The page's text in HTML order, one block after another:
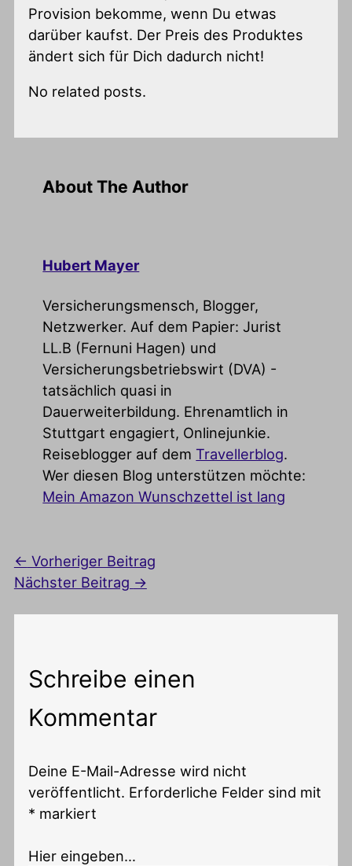
Provision bekomme, wenn Du etwas
darüber kaufst. Der Preis des Produktes
ändert sich für Dich dadurch nicht!
No related posts.
About The Author
Hubert Mayer
Versicherungsmensch, Blogger,
Netzwerker. Auf dem Papier: Jurist
LL.B (Fernuni Hagen) und
Versicherungsbetriebswirt (DVA) -
tatsächlich quasi in
Dauerweiterbildung. Ehrenamtlich in
Stuttgart engagiert, Onlinejunkie.
Reiseblogger auf dem Travellerblog.
Wer diesen Blog unterstützen möchte:
Mein Amazon Wunschzettel ist lang
← Vorheriger Beitrag
Nächster Beitrag →
Schreibe einen
Kommentar
Deine E-Mail-Adresse wird nicht
veröffentlicht. Erforderliche Felder sind mit
* markiert
Hier eingeben…